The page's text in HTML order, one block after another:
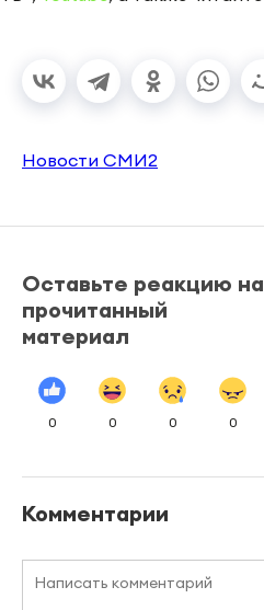
Новости СМИ2
Оставьте реакцию на
прочитанный
материал
0 0 0 0
Комментарии